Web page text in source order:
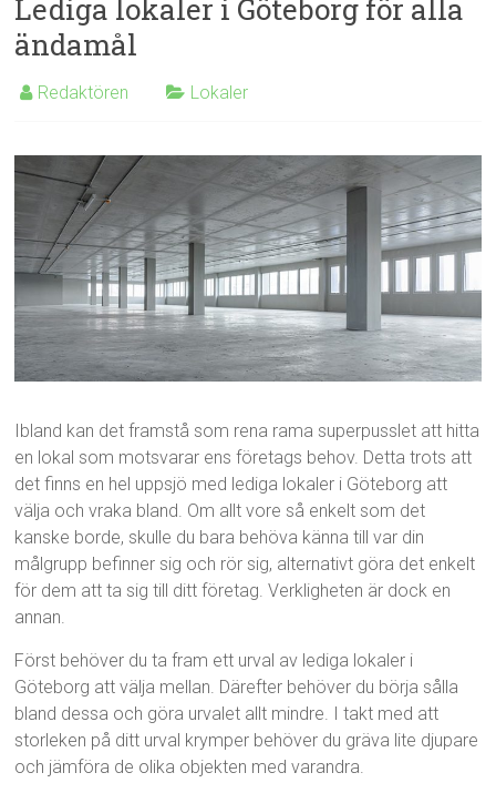
Lediga lokaler i Göteborg för alla
ändamål
Redaktören Lokaler
Ibland kan det framstå som rena rama superpusslet att hitta
en lokal som motsvarar ens företags behov. Detta trots att
det finns en hel uppsjö med lediga lokaler i Göteborg att
välja och vraka bland. Om allt vore så enkelt som det
kanske borde, skulle du bara behöva känna till var din
målgrupp befinner sig och rör sig, alternativt göra det enkelt
för dem att ta sig till ditt företag. Verkligheten är dock en
annan.
Först behöver du ta fram ett urval av lediga lokaler i
Göteborg att välja mellan. Därefter behöver du börja sålla
bland dessa och göra urvalet allt mindre. I takt med att
storleken på ditt urval krymper behöver du gräva lite djupare
och jämföra de olika objekten med varandra.